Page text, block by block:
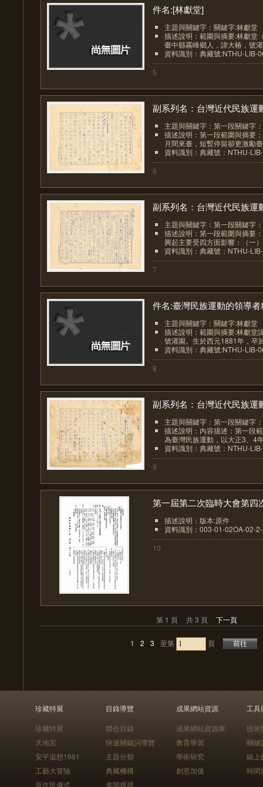
件名:[林獻堂]
主題與關鍵字：關鍵字:林獻堂
描述說明：範圍與摘要:林獻堂
臺中縣霧峰鄉人，諱大椿，號
資料識別：典藏號:NTHU-LIB-
5
副系列名：台灣近代民族運
主題與關鍵字：第一段關鍵字
描述說明：第一段範圍與摘要
月間來臺，短暫停留卻更激勵
資料識別：典藏號：NTHU-
6
副系列名：台灣近代民族運
主題與關鍵字：第一段關鍵字
描述說明：第一段範圍與摘要
興起主要受四方面影響：（一
資料識別：典藏號：NTHU-
7
件名:臺灣民族運動的領導者
主題與關鍵字：關鍵字:林獻堂
描述說明：範圍與摘要:林獻堂
號灌園。生於西元1881年，卒
資料識別：典藏號:NTHU-LIB-
8
副系列名：台灣近代民族運
主題與關鍵字：第一段關鍵字
描述說明：內容描述：第一段
為臺灣民族運動，以大正3、4
資料識別：典藏號：NTHU-
9
第一屆第二次臨時大會第四
描述說明：版本:原件
資料識別：003-01-02OA-02-
10
第 1 頁 共 3 頁 下一頁
1 2 3 至第 頁
珍藏特展
珍藏特展
天地宮
安平追想1661
工藝大冒險
原住民儀式
目錄導覽
聯合目錄
快速關鍵詞導覽
主題分類
典藏機構
進階搜尋
成果網站資源
成果網站資源庫
教育學習
學術研究
創意加值
工具
技術
關鍵
線上
時間